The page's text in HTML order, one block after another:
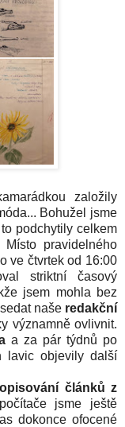
založily
Bohužel jsme
podchytily celkem
pravidelného
ve čtvrtek od 16:00
striktní časový
jsem mohla bez
naše redakční
významně ovlivnit.
a za pár týdnů po
lavic objevily další
článků z
jsme ještě
dokonce ofocené